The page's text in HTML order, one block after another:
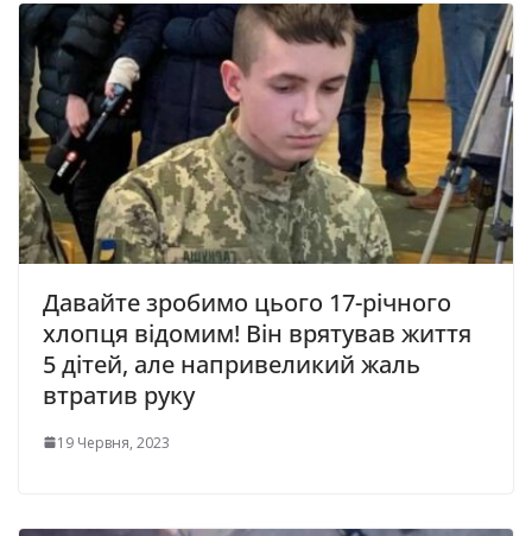
Давайте зробимо цього 17-річного
хлопця відомим! Він врятував життя
5 дітей, але напривеликий жаль
втратив руку
19 Червня, 2023